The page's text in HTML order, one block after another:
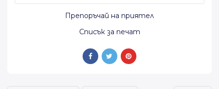
Препоръчай на приятел
Списък за печат